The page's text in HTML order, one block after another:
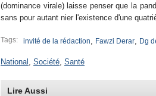
(dominance virale) laisse penser que la
sans pour autant nier l'existence d'une
Tags: invité de la rédaction, Fawzi Derar, Dg
National , Société, Santé
Lire Aussi